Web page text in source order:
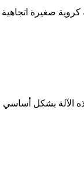
طحن كوكبية مسحوق نانو من الصين, الرائدة في الصين مطحنة
الآلة بشكل أساسي